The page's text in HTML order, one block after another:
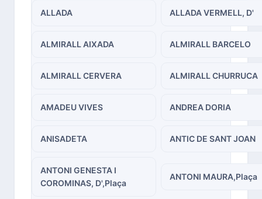
ALLADA ALLADA VERMELL, D'
ALMIRALL AIXADA ALMIRALL BARCELO
ALMIRALL CERVERA ALMIRALL CHURRUCA
AMADEU VIVES ANDREA DORIA
ANISADETA ANTIC DE SANT JOAN
ANTONI GENESTA I
COROMINAS, D',Plaça
ANTONI MAURA,Plaça